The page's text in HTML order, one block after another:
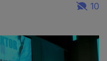
10